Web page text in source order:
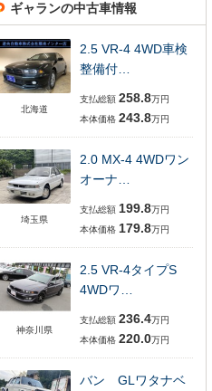
ギャランの中古車情報
北海道
2.5 VR-4 4WD車検
整備付…
支払総額 258.8万円
本体価格 243.8万円
埼玉県
2.0 MX-4 4WDワン
オーナ…
支払総額 199.8万円
本体価格 179.8万円
神奈川県
2.5 VR-4タイプS
4WDワ…
支払総額 236.4万円
本体価格 220.0万円
バン GLワタナベ